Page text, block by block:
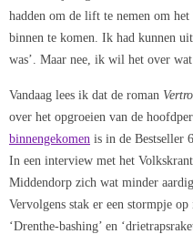
hadden om de lift te nemen om
binnen te komen. Ik had kunnen
was’. Maar nee, ik wil het over wat
Vandaag lees ik dat de roman
over het opgroeien van de
binnengekomen is in de Bestseller
In een interview met het
Middendorp zich wat minder
Vervolgens stak er een stormpje
‘Drenthe-bashing’ en